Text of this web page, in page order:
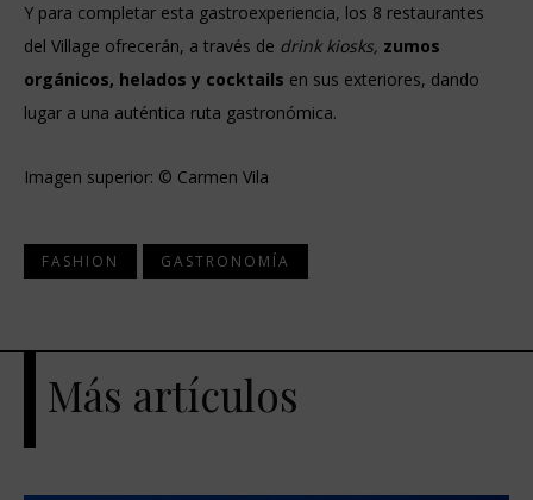
Y para completar esta gastroexperiencia, los 8 restaurantes
del Village ofrecerán, a través de drink kiosks, zumos
orgánicos, helados y cocktails en sus exteriores, dando
lugar a una auténtica ruta gastronómica.
Imagen superior: © Carmen Vila
FASHION GASTRONOMÍA
Más artículos